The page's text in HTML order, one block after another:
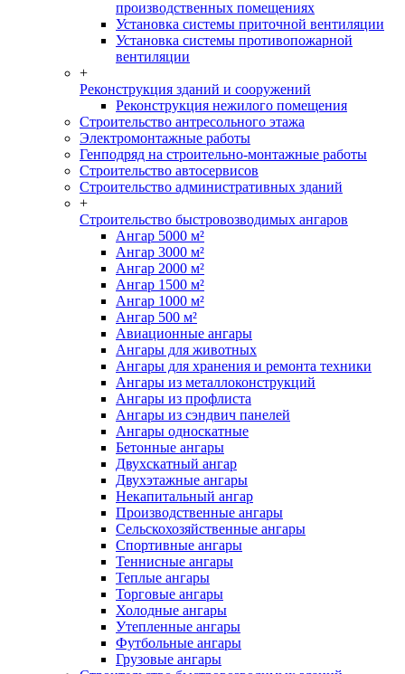
производственных помещениях
Установка системы приточной вентиляции
Установка системы противопожарной
вентиляции
+
Реконструкция зданий и сооружений
Реконструкция нежилого помещения
Строительство антресольного этажа
Электромонтажные работы
Генподряд на строительно-монтажные работы
Строительство автосервисов
Строительство административных зданий
+
Строительство быстровозводимых ангаров
Ангар 5000 м²
Ангар 3000 м²
Ангар 2000 м²
Ангар 1500 м²
Ангар 1000 м²
Ангар 500 м²
Авиационные ангары
Ангары для животных
Ангары для хранения и ремонта техники
Ангары из металлоконструкций
Ангары из профлиста
Ангары из сэндвич панелей
Ангары односкатные
Бетонные ангары
Двухскатный ангар
Двухэтажные ангары
Некапитальный ангар
Производственные ангары
Сельскохозяйственные ангары
Спортивные ангары
Теннисные ангары
Теплые ангары
Торговые ангары
Холодные ангары
Утепленные ангары
Футбольные ангары
Грузовые ангары